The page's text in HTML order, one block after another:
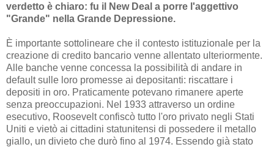
verdetto è chiaro: fu il New Deal a porre l'aggettivo
"Grande" nella Grande Depressione.
È importante sottolineare che il contesto istituzionale per la
creazione di credito bancario venne allentato ulteriormente.
Alle banche venne concessa la possibilità di andare in
default sulle loro promesse ai depositanti: riscattare i
depositi in oro. Praticamente potevano rimanere aperte
senza preoccupazioni. Nel 1933 attraverso un ordine
esecutivo, Roosevelt confiscò tutto l'oro privato negli Stati
Uniti e vietò ai cittadini statunitensi di possedere il metallo
giallo, un divieto che durò fino al 1974. Essendo già stato